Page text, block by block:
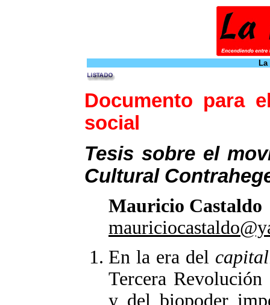
Documento para
social
Tesis sobre el
Cultural
Mauricio Castaldo
En la era del
Tercera
y del biopoder